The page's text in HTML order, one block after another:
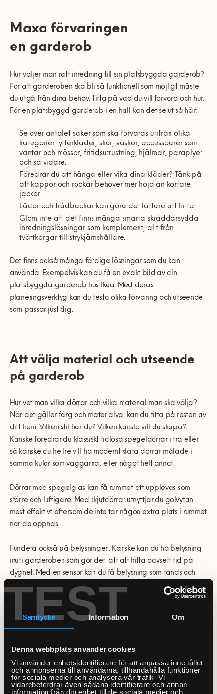
TEST
Samtycke Information Om
Denna webbplats använder cookies
Vi använder enhetsidentifierare för att anpassa innehållet
och annonserna till användarna, tillhandahålla funktioner
för sociala medier och analysera vår trafik. Vi
vidarebefordrar även sådana identifierare och annan
information från din enhet till de sociala medier och
Maxa förvaringen
en garderob
Hur väljer man rätt inredning till sin platsbyggda garderob?
För att garderoben ska bli så funktionell som möjligt måste
du utgå från dina behov. Titta på vad du vill förvara och hur.
För en platsbyggd garderob i en hall kan det se ut så här:
Se över antalet saker som ska förvaras utifrån olika
kategorier: ytterkläder, skor, väskor, accessoarer som
vantar och mössor, fritidsutrustning, hjälmar, paraplyer
och så vidare.
Föredrar du att hänga eller vika dina kläder? Tänk på
att kappor och rockar behöver mer höjd än kortare
jackor.
Lådor och trådbackar kan göra det lättare att hitta.
Glöm inte att det finns många smarta skräddarsydda
inredningslösningar som komplement, allt från
tvättkorgar till strykjärnshållare.
Det finns också många färdiga lösningar som du kan
använda. Exempelvis kan du få en exakt bild av din
platsbyggda garderob hos Ikea. Med deras
planeringsverktyg kan du testa olika förvaring och utseende
som passar just dig.
Att välja material och utseende
på garderob
Hur vet man vilka dörrar och vilka material man ska välja?
När det gäller färg och materialval kan du titta på resten av
ditt hem. Vilken stil har du? Vilken känsla vill du skapa?
Kanske föredrar du klassiskt tidlösa spegeldörrar i trä eller
så kanske du hellre vill ha modernt släta dörrar målade i
samma kulör som väggarna, eller något helt annat.
Dörrar med spegelglas kan få rummet att upplevas som
större och luftigare. Med skjutdörrar utnyttjar du golvytan
mest effektivt eftersom de inte tar någon extra plats i rummet
när de öppnas.
Fundera också på belysningen. Kanske kan du ha belysning
inuti garderoben som gör det lätt att hitta oavsett tid på
dygnet. Med en sensor kan du få belysning som tänds och
släcks automatiskt när dörrar och lådor öppnas och stängs.
garderob
Det absolut viktigaste innan du börjar bygga din
platsbyggda garderobär att mäta utrymmet.